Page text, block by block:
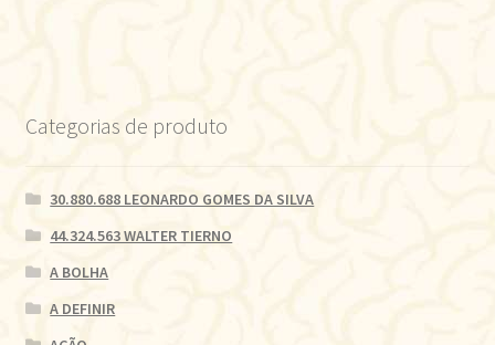
Categorias de produto
30.880.688 LEONARDO GOMES DA SILVA
44.324.563 WALTER TIERNO
A BOLHA
A DEFINIR